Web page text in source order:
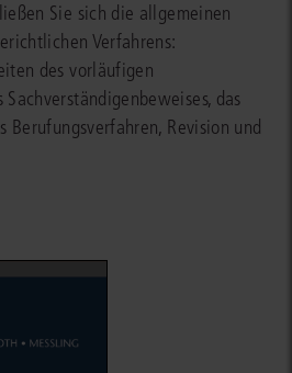
Sie sich die allgemeinen
Verfahrens:
des vorläufigen
Sachverständigenbeweises, das
Berufungsverfahren, Revision und